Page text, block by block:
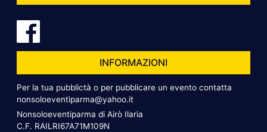
INFORMAZIONI
Per la tua pubblictà o per pubblicare un evento contatta
nonsoloeventiparma@yahoo.it
Nonsoloeventiparma di Airò Ilaria
C.F. RAILRI67A71M109N